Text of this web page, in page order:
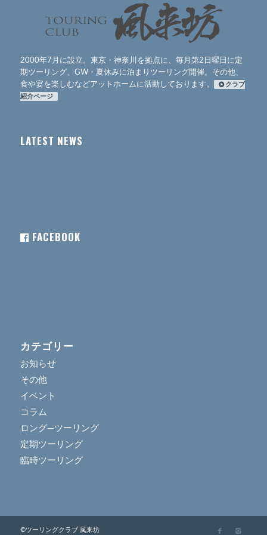
2000年7月に設立。東京・神奈川を拠点に、毎月第2日曜日に定
期ツーリング、GW・夏休みに泊まりツーリング開催。その他、
食や宴を楽しむなどアットホームに活動しております。
クラブ
紹介ページ
LATEST NEWS
FACEBOOK
カテゴリー
お知らせ
その他
イベント
コラム
ロング―ツーリング
定期ツーリング
臨時ツーリング
©ツーリングクラブ 風来坊